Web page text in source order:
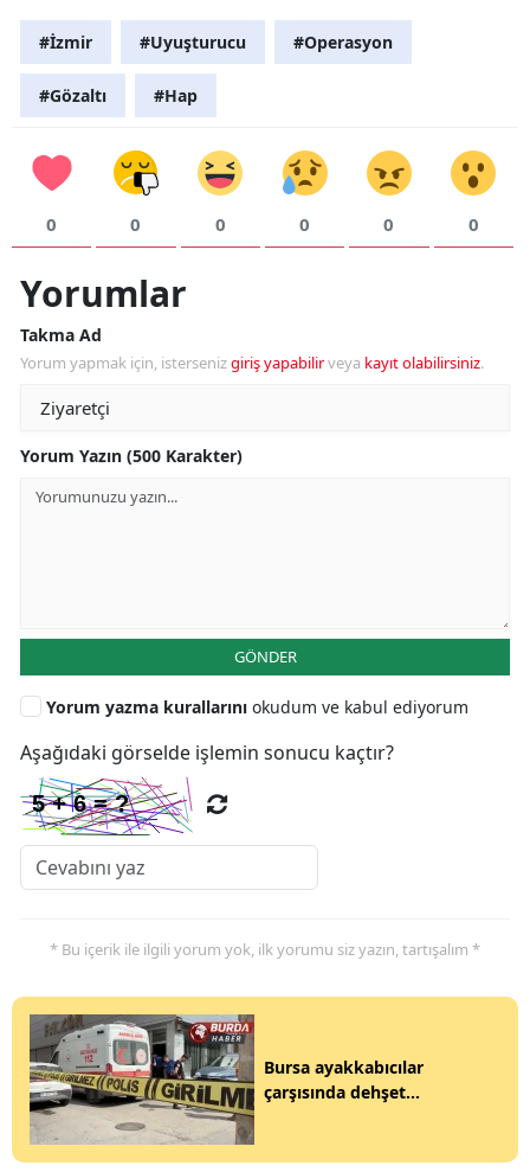
#İzmir #Uyuşturucu #Operasyon
#Gözaltı #Hap
0 0 0 0 0 0
Yorumlar
Takma Ad
Yorum yapmak için, istersenizgiriş yapabilirveya kayıt olabilirsiniz.
Yorum Yazın (500 Karakter)
GÖNDER
Yorum yazma kurallarını okudum ve kabul ediyorum
Aşağıdaki görselde işlemin sonucu kaçtır?
* Bu içerik ile ilgili yorum yok, ilk yorumu siz yazın, tartışalım *
Bursa ayakkabıcılar
çarşısında dehşet...